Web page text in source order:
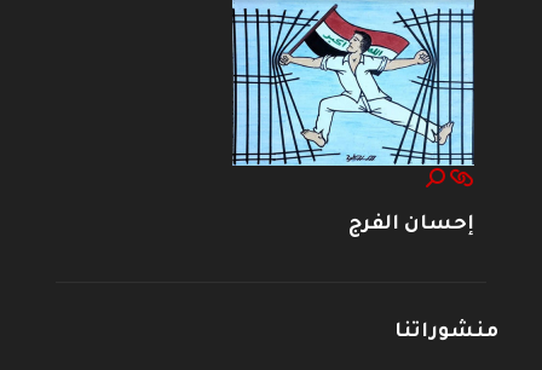
إحسان الفرج
منشوراتنا